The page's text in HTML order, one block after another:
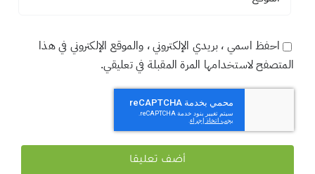
احفظ اسمي ، بريدي الإلكتروني ، والموقع الإلكتروني في هذا
المتصفح لاستخدامها المرة المقبلة في تعليقي.